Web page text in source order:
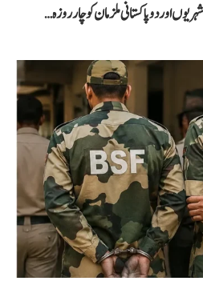
اور دو پاکستانی ملزمان کو چار روزہ…